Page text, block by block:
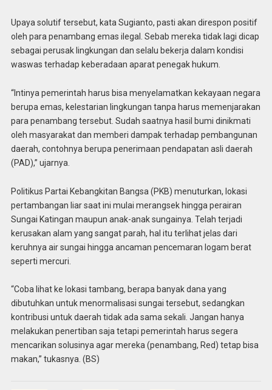
Upaya solutif tersebut, kata Sugianto, pasti akan direspon positif
oleh para penambang emas ilegal. Sebab mereka tidak lagi dicap
sebagai perusak lingkungan dan selalu bekerja dalam kondisi
waswas terhadap keberadaan aparat penegak hukum.
“Intinya pemerintah harus bisa menyelamatkan kekayaan negara
berupa emas, kelestarian lingkungan tanpa harus memenjarakan
para penambang tersebut. Sudah saatnya hasil bumi dinikmati
oleh masyarakat dan memberi dampak terhadap pembangunan
daerah, contohnya berupa penerimaan pendapatan asli daerah
(PAD),” ujarnya.
Politikus Partai Kebangkitan Bangsa (PKB) menuturkan, lokasi
pertambangan liar saat ini mulai merangsek hingga perairan
Sungai Katingan maupun anak-anak sungainya. Telah terjadi
kerusakan alam yang sangat parah, hal itu terlihat jelas dari
keruhnya air sungai hingga ancaman pencemaran logam berat
seperti mercuri.
“Coba lihat ke lokasi tambang, berapa banyak dana yang
dibutuhkan untuk menormalisasi sungai tersebut, sedangkan
kontribusi untuk daerah tidak ada sama sekali. Jangan hanya
melakukan penertiban saja tetapi pemerintah harus segera
mencarikan solusinya agar mereka (penambang, Red) tetap bisa
makan,” tukasnya. (BS)